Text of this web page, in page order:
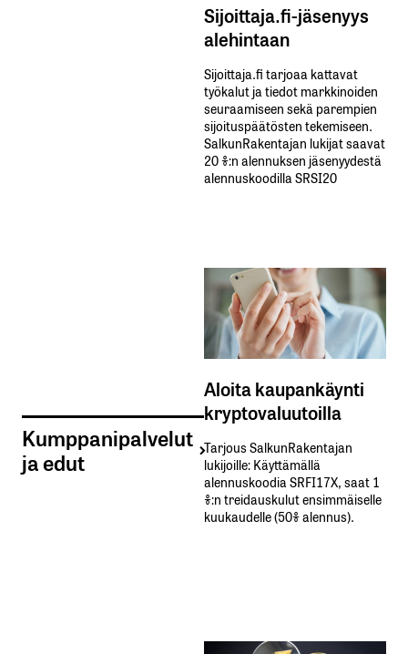
Kumppanipalvelut
ja edut
Sijoittaja.fi-jäsenyys
alehintaan
Sijoittaja.fi tarjoaa kattavat
työkalut ja tiedot markkinoiden
seuraamiseen sekä parempien
sijoituspäätösten tekemiseen.
SalkunRakentajan lukijat saavat
20 %:n alennuksen jäsenyydestä
alennuskoodilla SRSI20
Aloita kaupankäynti
kryptovaluutoilla
Tarjous SalkunRakentajan
lukijoille: Käyttämällä​ ​
alennuskoodia​ ​SRFI17X,​ ​saat​ ​1
%:n treidauskulut​ ​ensimmäiselle​ ​
kuukaudelle​ ​(50%​ ​alennus).